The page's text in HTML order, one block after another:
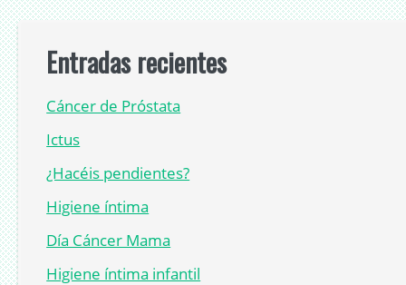
Entradas recientes
Cáncer de Próstata
Ictus
¿Hacéis pendientes?
Higiene íntima
Día Cáncer Mama
Higiene íntima infantil